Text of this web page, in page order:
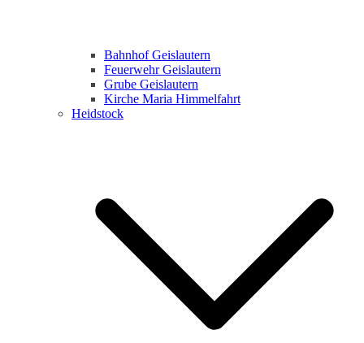
Bahnhof Geislautern
Feuerwehr Geislautern
Grube Geislautern
Kirche Maria Himmelfahrt
Heidstock